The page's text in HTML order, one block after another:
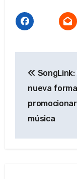
de
SongLink:
nueva
música